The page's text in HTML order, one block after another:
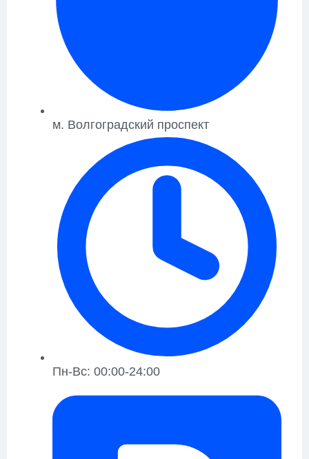
м. Волгоградский проспект
Пн-Вс: 00:00-24:00